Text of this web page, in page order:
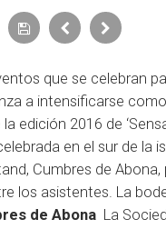
que se celebran
a intensificarse
edición 2016 de
en el sur de la
Cumbres de
los asistentes. La
de Abona La